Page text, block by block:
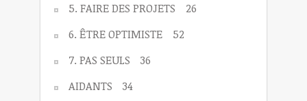
5. FAIRE DES PROJETS
26
6. ÊTRE OPTIMISTE
52
7. PAS SEULS
36
AIDANTS
34